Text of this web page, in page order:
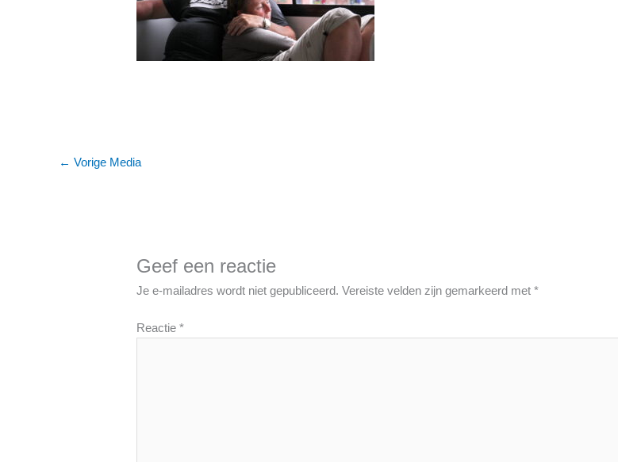
← Vorige Media
Geef een reactie
Je e-mailadres wordt niet gepubliceerd. Vereiste velden zijn gemarkeerd met*
Reactie*